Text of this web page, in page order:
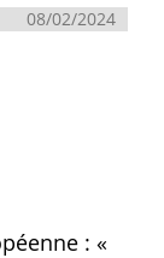
08/02/2024
: «